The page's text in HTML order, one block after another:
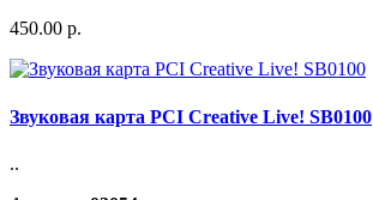
450.00 р.
Звуковая карта PCI Creative Live! SB0100
..